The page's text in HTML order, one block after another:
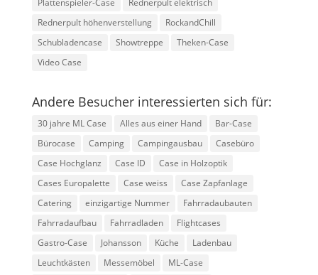
Plattenspieler-Case
Rednerpult elektrisch
Rednerpult höhenverstellung
RockandChill
Schubladencase
Showtreppe
Theken-Case
Video Case
Andere Besucher interessierten sich für:
30 jahre ML Case Alles aus einer Hand
Bar-Case
Bürocase
Camping Campingausbau
Casebüro
Case Hochglanz
Case ID
Case in Holzoptik
Cases Europalette
Case weiss
Case Zapfanlage
Catering
einzigartige Nummer
Fahrradaubauten
Fahrradaufbau
Fahrradladen
Flightcases
Gastro-Case
Johansson Küche
Ladenbau
Leuchtkästen
Messemöbel
ML-Case